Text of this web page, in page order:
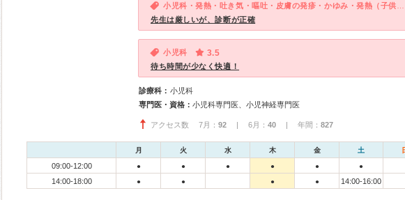
先生は厳しいが、診断が正確
小児科 3.5
待ち時間が少なく快適！
診療科： 小児科
専門医・資格： 小児科専門医、小児神経専門医
アクセス数 7月： 92 | 6月： 40 | 年間： 827
月 火 水 木 金 土
09:00-12:00 ● ● ● ● ● ●
14:00-18:00 ● ● ● ● 14:00-16:00